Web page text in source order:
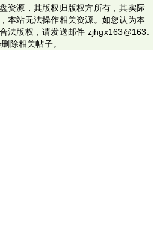
资源，其版权归版权方所有，其实际
本站无法操作相关资源。如您认为本
法版权，请发送邮件 zjhgx163@163.
除相关帖子。